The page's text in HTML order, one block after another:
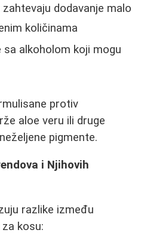
dodavanje malo
količinama
alkoholom koji mogu
protiv
aloe veru ili druge
pigmente.
i Njihovih
razlike između
kosu: